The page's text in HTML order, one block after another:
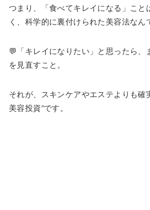
つまり、「食べてキレイになる」こと
く、科学的に裏付けられた美容法なん
💬「キレイになりたい」と思ったら、
を見直すこと。
それが、スキンケアやエステよりも確
美容投資”です。